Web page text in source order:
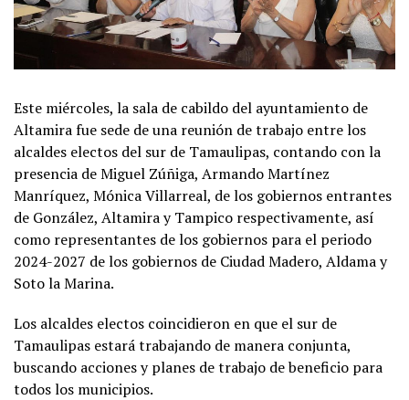
Este miércoles, la sala de cabildo del ayuntamiento de
Altamira fue sede de una reunión de trabajo entre los
alcaldes electos del sur de Tamaulipas, contando con la
presencia de Miguel Zúñiga, Armando Martínez
Manríquez, Mónica Villarreal, de los gobiernos entrantes
de González, Altamira y Tampico respectivamente, así
como representantes de los gobiernos para el periodo
2024-2027 de los gobiernos de Ciudad Madero, Aldama y
Soto la Marina.
Los alcaldes electos coincidieron en que el sur de
Tamaulipas estará trabajando de manera conjunta,
buscando acciones y planes de trabajo de beneficio para
todos los municipios.